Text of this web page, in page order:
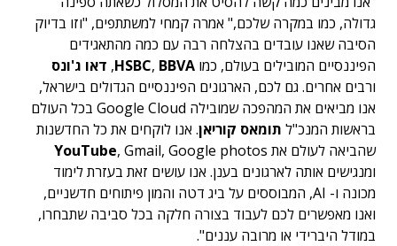
גדולה, כמו במקרה שלכם," אמרה קמחי למשתתפים, "וזו בדיוק
הסיבה שאנו עובדים בהצלחה רבה עם כמה מהתאגידים
הפיננסיים המובילים בעולם, כמו
HSBC, BBVA
, דאו ג'ונס
ורבים אחרים. גם לכם, הארגונים הפיננסיים הגדולים בישראל,
אנו מביאים את המהפכה שמובילה Google Cloud בכל העולם
בראשות המנכ"ל תומאס קוריאן. אנו לוקחים את כל החדשנות
שהביאה לעולם את
YouTube, Gmail, Google photos
ומנגישים אותה לארגונים בענן. אנו עושים זאת בעזרת לימוד
מכונה ו- AI, המבוססים על ביג דטה והמון פיתוחים חדשניים,
ואנו מאפשרים לכם לעבוד בצורה חלקה בכל סביבה שתבחרו,
במודל היברידי או מרובה עננים".